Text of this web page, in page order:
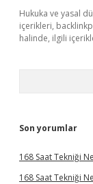
Hukuka ve yasal
içerikleri,
halinde, ilgili
Son yorumlar
168 Saat Tekniği
168 Saat Tekniği